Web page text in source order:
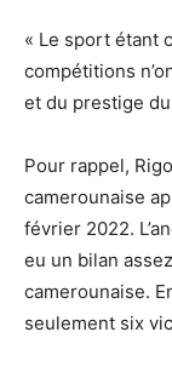
« Le sport étant
compétitions
et du prestige
Pour rappel,
camerounaise
février 2022.
eu un bilan
camerounaise.
seulement six